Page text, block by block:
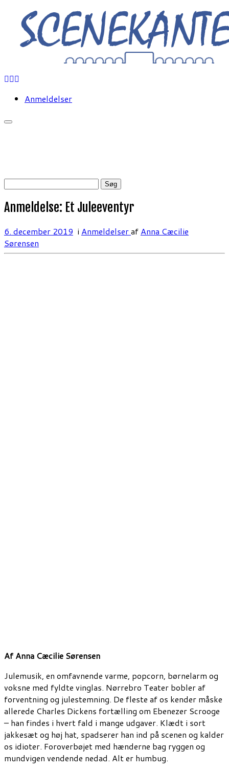
Fortsæt
indhold
Anmeldelser
Søg
Anmeldelse: Et Juleeventyr
6. december 2019 i Anmeldelseraf Anna Cæcilie
Sørensen
Af Anna Cæcilie Sørensen
Julemusik, en omfavnende varme, popcorn, børnelarm og
voksne med fyldte vinglas. Nørrebro Teater bobler af
forventning og julestemning. De fleste af os kender måske
allerede Charles Dickens fortælling om Ebenezer Scrooge
– han findes i hvert fald i mange udgaver. Klædt i sort
jakkesæt og høj hat, spadserer han ind på scenen og kalder
os idioter. Foroverbøjet med hænderne bag ryggen og
mundvigen vendende nedad. Alt er humbug.